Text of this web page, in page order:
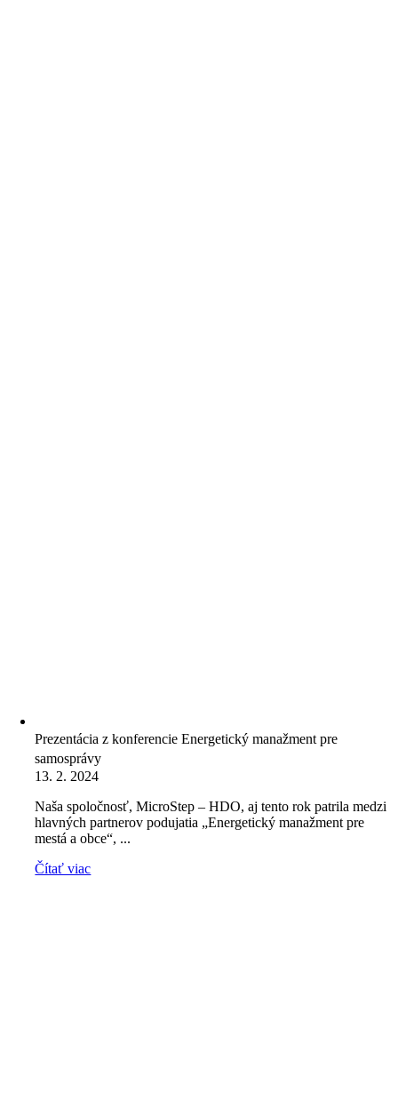
Prezentácia z konferencie Energetický manažment pre
samosprávy
13. 2. 2024
Naša spoločnosť, MicroStep – HDO, aj tento rok patrila medzi
hlavných partnerov podujatia „Energetický manažment pre
mestá a obce“, ...
Čítať viac